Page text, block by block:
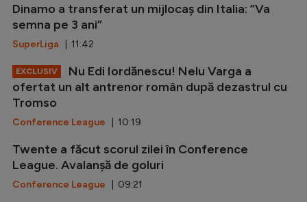
Dinamo a transferat un mijlocaș din Italia: ”Va
semna pe 3 ani”
SuperLiga | 11:42
EXCLUSIV
Nu Edi Iordănescu! Nelu Varga a
ofertat un alt antrenor român după dezastrul cu
Tromso
Conference League | 10:19
Twente a făcut scorul zilei în Conference
League. Avalanșă de goluri
Conference League | 09:21